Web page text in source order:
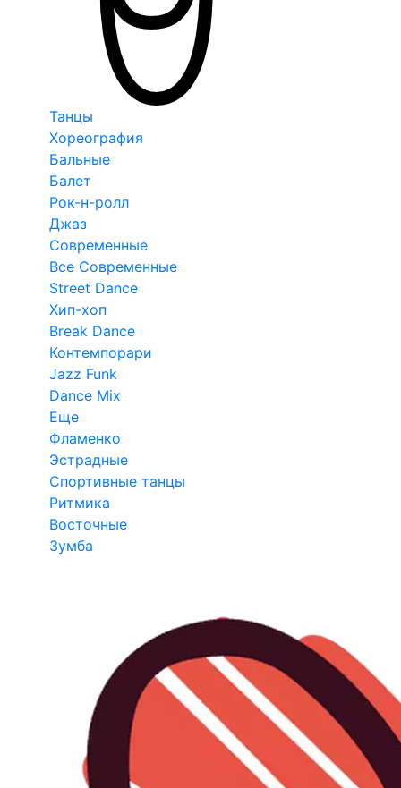
Танцы
Хореография
Бальные
Балет
Рок-н-ролл
Джаз
Современные
Все Современные
Street Dance
Хип-хоп
Break Dance
Контемпорари
Jazz Funk
Dance Mix
Еще
Фламенко
Эстрадные
Спортивные танцы
Ритмика
Восточные
Зумба